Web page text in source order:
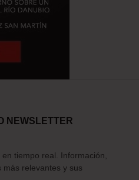
NEWSLETTER
tiempo real. Información,
relevantes y sus